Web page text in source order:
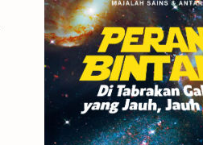
Matahari Featured
Mars Planet Katai
GMT 2016 History
Hoax Bima Sakti